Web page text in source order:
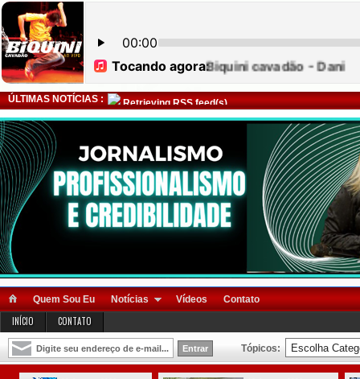
ÚLTIMAS NOTÍCIAS : Retrieving RSS feed(s)
Quem Sou Eu Notícias Vídeos Contato
INÍCIO CONTATO
Tópicos: